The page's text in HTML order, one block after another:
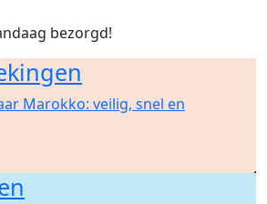
bezorgd!
Marokko: veilig, snel en